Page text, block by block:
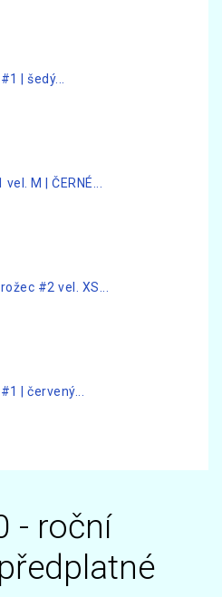
| šedý...
M | ČERNÉ...
#2 vel. XS...
| červený...
- roční